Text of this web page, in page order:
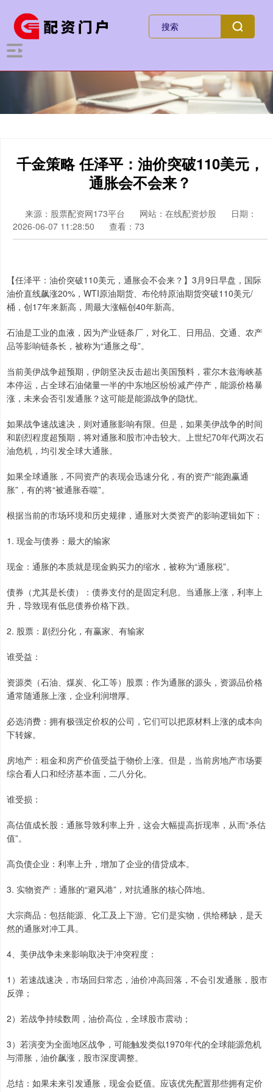
千金策略 任泽平：油价突破110美元，
通胀会不会来？
来源：股票配资网173平台 网站：在线配资炒股
日期：
2026-06-07 11:28:50
查看：73
【任泽平：油价突破110美元，通胀会不会来？】3月9日早盘，国际
油价直线飙涨20%，WTI原油期货、布伦特原油期货突破110美元/
桶，创17年来新高，周最大涨幅创40年新高。
石油是工业的血液，因为产业链条厂，对化工、日用品、交通、农产
品等影响链条长，被称为“通胀之母”。
当前美伊战争超预期，伊朗坚决反击超出美国预料，霍尔木兹海峡基
本停运，占全球石油储量一半的中东地区纷纷减产停产，能源价格暴
涨，未来会否引发通胀？这可能是能源战争的隐忧。
如果战争速战速决，则对通胀影响有限。但是，如果美伊战争的时间
和剧烈程度超预期，将对通胀和股市冲击较大。上世纪70年代两次石
油危机，均引发全球大通胀。
如果全球通胀，不同资产的表现会迅速分化，有的资产“能跑赢通
胀”，有的将“被通胀吞噬”。
根据当前的市场环境和历史规律，通胀对大类资产的影响逻辑如下：
1. 现金与债券：最大的输家
现金：通胀的本质就是现金购买力的缩水，被称为“通胀税”。
债券（尤其是长债）：债券支付的是固定利息。当通胀上涨，利率上
升，导致现有低息债券价格下跌。
2. 股票：剧烈分化，有赢家、有输家
谁受益：
资源类（石油、煤炭、化工等）股票：作为通胀的源头，资源品价格
通常随通胀上涨，企业利润增厚。
必选消费：拥有极强定价权的公司，它们可以把原材料上涨的成本向
下转嫁。
房地产：租金和房产价值受益于物价上涨。但是，当前房地产市场要
综合看人口和经济基本面，二八分化。
谁受损：
高估值成长股：通胀导致利率上升，这会大幅提高折现率，从而“杀估
值”。
高负债企业：利率上升，增加了企业的借贷成本。
3. 实物资产：通胀的“避风港”，对抗通胀的核心阵地。
大宗商品：包括能源、化工及上下游。它们是实物，供给稀缺，是天
然的通胀对冲工具。
4、美伊战争未来影响取决于冲突程度：
1）若速战速决，市场回归常态，油价冲高回落，不会引发通胀，股市
反弹；
2）若战争持续数周，油价高位，全球股市震动；
3）若演变为全面地区战争，可能触发类似1970年代的全球能源危机
与滞胀，油价飙涨，股市深度调整。
总结：如果未来引发通胀，现金会贬值。应该优先配置那些拥有定价